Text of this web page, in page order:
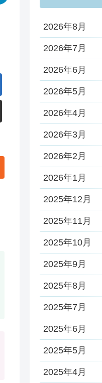
2026年8月
2026年7月
2026年6月
2026年5月
2026年4月
2026年3月
2026年2月
2026年1月
2025年12月
2025年11月
2025年10月
2025年9月
2025年8月
2025年7月
2025年6月
2025年5月
2025年4月